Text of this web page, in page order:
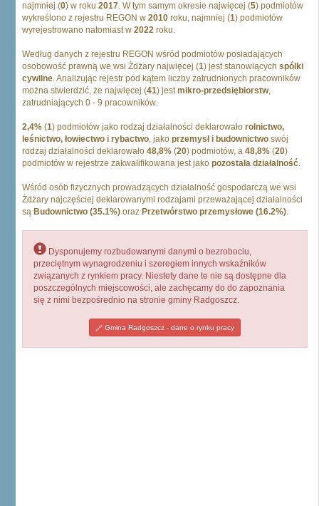
najmniej (0) w roku 2017. W tym samym okresie najwięcej (5) podmiotów
wykreślono z rejestru REGON w 2010 roku, najmniej (1) podmiotów
wyrejestrowano natomiast w 2022 roku.
Według danych z rejestru REGON wśród podmiotów posiadających
osobowość prawną we wsi Żdżary najwięcej (1) jest stanowiących spólki
cywilne. Analizując rejestr pod kątem liczby zatrudnionych pracowników
można stwierdzić, że najwięcej (41) jestmikro-przedsiębiorstw,
zatrudniających 0 - 9 pracowników.
2,4% (1) podmiotów jako rodzaj działalności deklarowało rolnictwo,
leśnictwo, łowiectwo i rybactwo, jako przemysł i budownictwo swój
rodzaj działalności deklarowało 48,8% (20) podmiotów, a 48,8% (20)
podmiotów w rejestrze zakwalifikowana jest jako pozostała działalność.
Wśród osób fizycznych prowadzących działalność gospodarczą we wsi
Żdżary najczęściej deklarowanymi rodzajami przeważającej działalności
są Budownictwo (35.1%) oraz Przetwórstwo przemysłowe (16.2%).
Dysponujemy rozbudowanymi danymi o bezrobociu,
przeciętnym wynagrodzeniu i szeregiem innych wskaźników
związanych z rynkiem pracy. Niestety dane te nie są dostępne dla
poszczególnych miejscowości, ale zachęcamy do do zapoznania
się z nimi bezpośrednio na stronie gminy Radgoszcz.
Gmina Radgoszcz - dane o rynku pracy